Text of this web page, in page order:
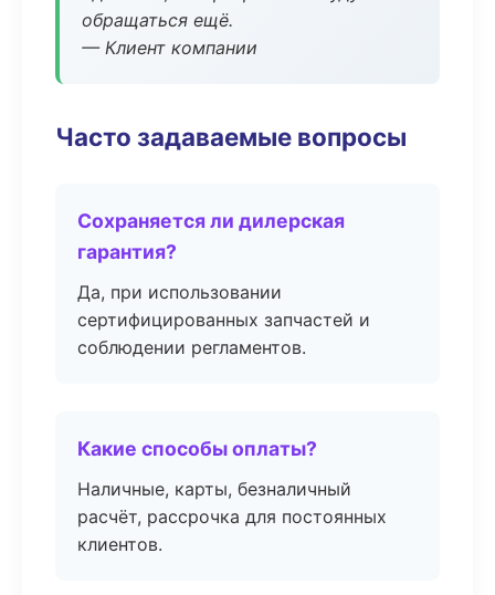
обращаться ещё.
— Клиент компании
Часто задаваемые вопросы
Сохраняется ли дилерская
гарантия?
Да, при использовании
сертифицированных запчастей и
соблюдении регламентов.
Какие способы оплаты?
Наличные, карты, безналичный
расчёт, рассрочка для постоянных
клиентов.